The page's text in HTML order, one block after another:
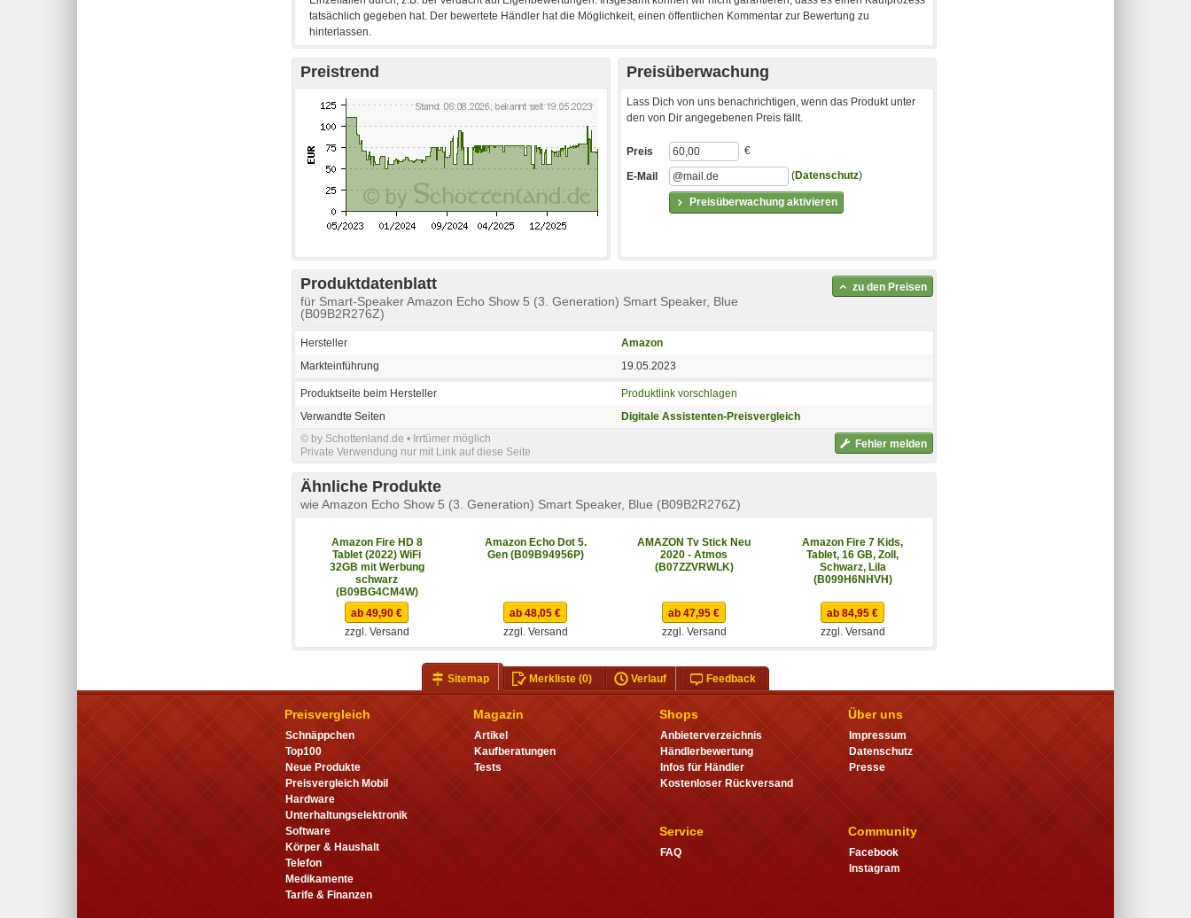
Preistrend Preisüberwachung
Lass Dich von uns benachrichtigen, wenn das Produkt unter
den von Dir angegebenen Preis fällt.
Preisüberwachung aktivieren
Preis €
E-Mail (Datenschutz)
Produktdatenblatt
für Smart-Speaker Amazon Echo Show 5 (3. Generation) Smart Speaker, Blue
(B09B2R276Z)
zu den Preisen
Hersteller
Amazon
Markteinführung
19.05.2023
Produktseite beim Hersteller
Produktlink vorschlagen
Verwandte Seiten
Digitale Assistenten-Preisvergleich
Fehler melden
© by Schottenland.de • Irrtümer möglich
Private Verwendung nur mit Link auf diese Seite
Ähnliche Produkte
wie Amazon Echo Show 5 (3. Generation) Smart Speaker, Blue (B09B2R276Z)
Amazon Fire HD 8
Tablet (2022) WiFi
32GB mit Werbung
schwarz
(B09BG4CM4W)
Amazon Echo Dot 5.
Gen (B09B94956P)
AMAZON Tv Stick Neu
2020 - Atmos
(B07ZZVRWLK)
Amazon Fire 7 Kids,
Tablet, 16 GB, Zoll,
Schwarz, Lila
(B099H6NHVH)
ab 49,90 €
zzgl. Versand
ab 48,05 €
zzgl. Versand
ab 47,95 €
zzgl. Versand
ab 84,95 €
zzgl. Versand
Sitemap Merkliste(0) Verlauf Feedback
Preisvergleich
Schnäppchen
Top100
Neue Produkte
Preisvergleich Mobil
Hardware
Unterhaltungselektronik
Software
Körper & Haushalt
Telefon
Medikamente
Tarife & Finanzen
Magazin
Artikel
Kaufberatungen
Tests
Shops
Anbieterverzeichnis
Händlerbewertung
Infos für Händler
Kostenloser Rückversand
Service
FAQ
Über uns
Impressum
Datenschutz
Presse
Community
Facebook
Instagram